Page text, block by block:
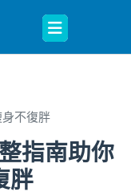
Open
Button
不復胖
指南助你
胖